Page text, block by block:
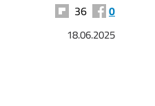
36 0
18.06.2025